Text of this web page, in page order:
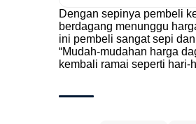
Dengan sepinya pembeli
berdagang menunggu
ini pembeli sangat sepi
“Mudah-mudahan harga
kembali ramai seperti hari-